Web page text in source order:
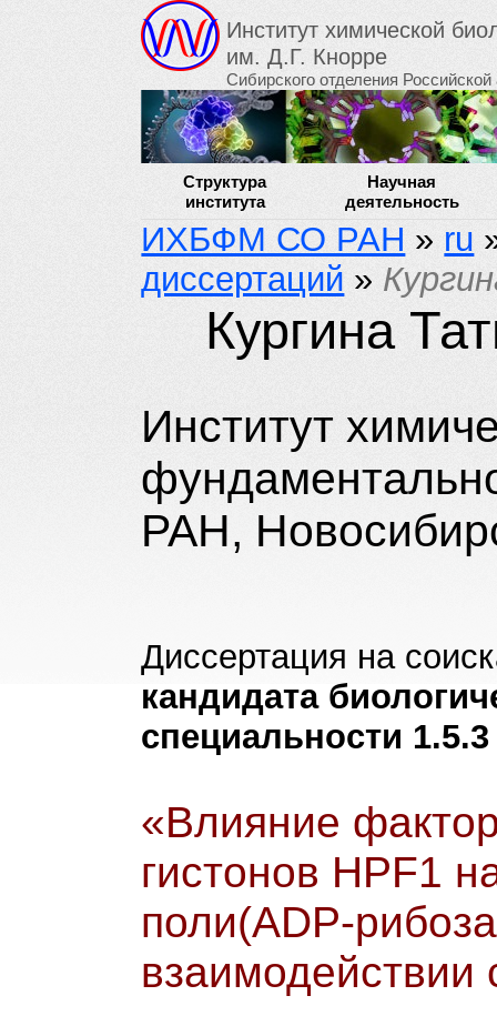
Институт химической
им. Д.Г. Кнорре
Сибирского отделения
Структура
института
Научная
деятельность
ИХБФМ СО РАН » ru
диссертаций »
Кургина
Институт
РАН,
Диссертация на
кандидата
специальности
«Влияние
гистонов HPF1
поли(ADP-